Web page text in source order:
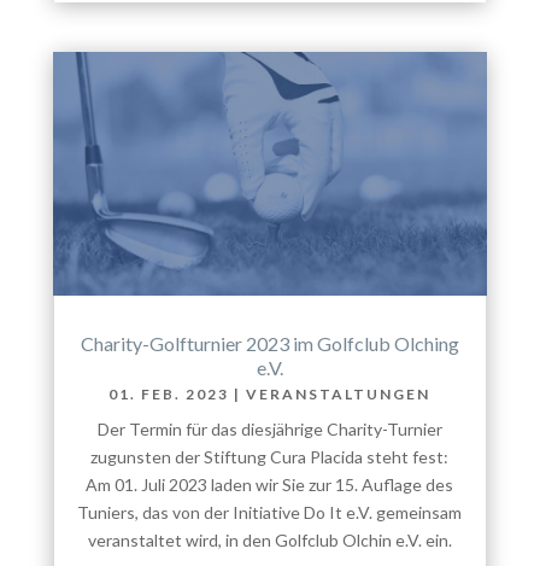
Charity-Golfturnier 2023 im Golfclub Olching
e.V.
01. FEB. 2023 |VERANSTALTUNGEN
Der Termin für das diesjährige Charity-Turnier
zugunsten der Stiftung Cura Placida steht fest:
Am 01. Juli 2023 laden wir Sie zur 15. Auflage des
Tuniers, das von der Initiative Do It e.V. gemeinsam
veranstaltet wird, in den Golfclub Olchin e.V. ein.